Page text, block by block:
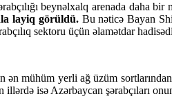
beynəlxalq arenada daha
layiq görüldü.Bu nəticə Bayan
sektoru üçün əlamətdar
ən mühüm yerli ağ üzüm
isə Azərbaycan şərabçıları